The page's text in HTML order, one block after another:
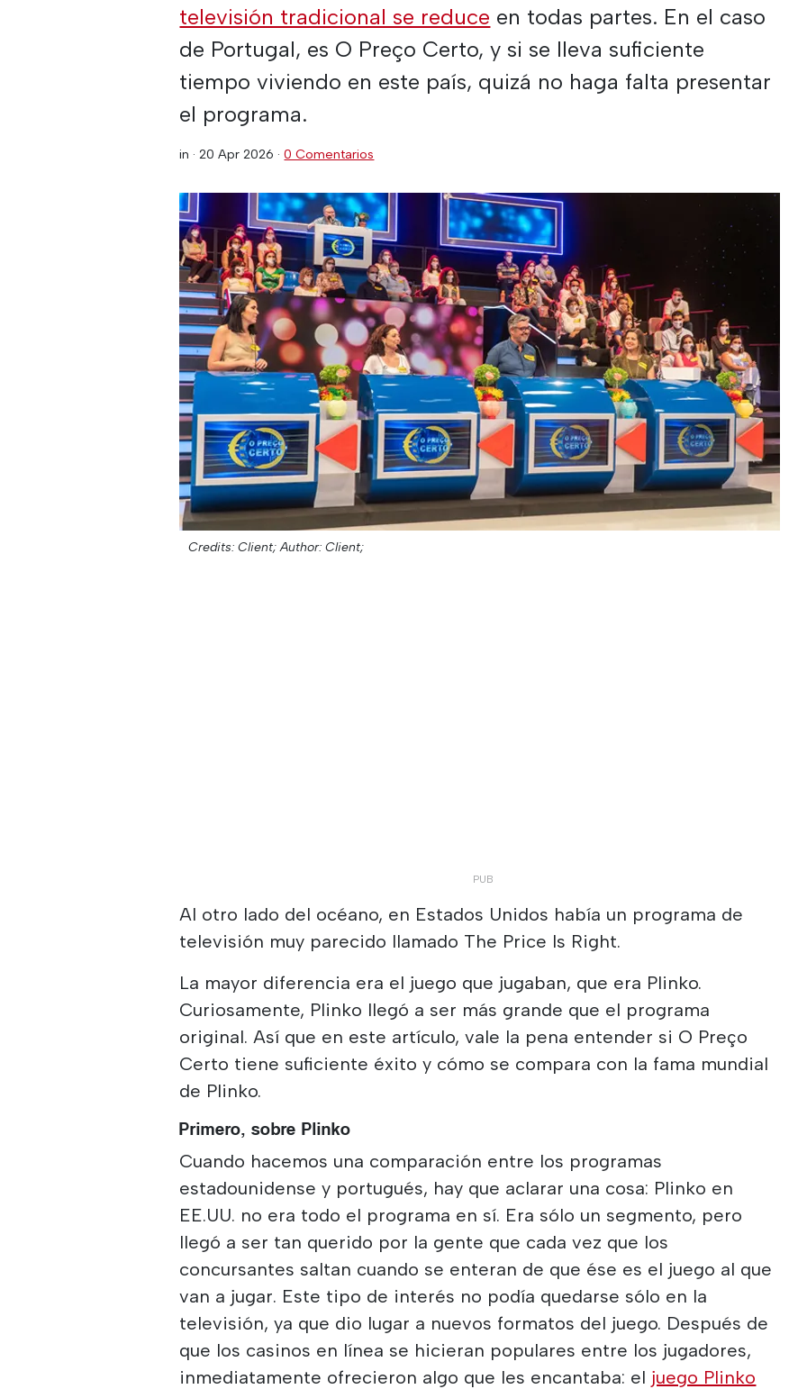
televisión tradicional se reduce en todas partes. En el caso
de Portugal, es O Preço Certo, y si se lleva suficiente
tiempo viviendo en este país, quizá no haga falta presentar
el programa.
in ·20 Apr 2026 ·0 Comentarios
Credits: Client; Author: Client;
Al otro lado del océano, en Estados Unidos había un programa de
televisión muy parecido llamado The Price Is Right.
La mayor diferencia era el juego que jugaban, que era Plinko.
Curiosamente, Plinko llegó a ser más grande que el programa
original. Así que en este artículo, vale la pena entender si O Preço
Certo tiene suficiente éxito y cómo se compara con la fama mundial
de Plinko.
Primero, sobre Plinko
Cuando hacemos una comparación entre los programas
estadounidense y portugués, hay que aclarar una cosa: Plinko en
EE.UU. no era todo el programa en sí. Era sólo un segmento, pero
llegó a ser tan querido por la gente que cada vez que los
concursantes saltan cuando se enteran de que ése es el juego al que
van a jugar. Este tipo de interés no podía quedarse sólo en la
televisión, ya que dio lugar a nuevos formatos del juego. Después de
que los casinos en línea se hicieran populares entre los jugadores,
inmediatamente ofrecieron algo que les encantaba: el juego Plinko